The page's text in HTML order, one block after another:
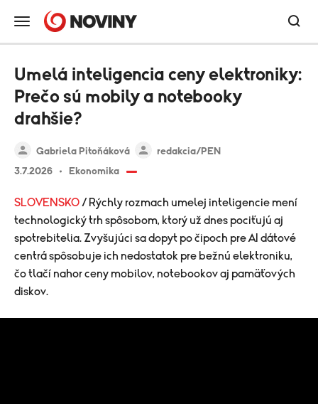
Gabriela Pitoňáková
redakcia/PEN
3.7.2026
Ekonomika
Umelá inteligencia ceny elektroniky:
Prečo sú mobily a notebooky
drahšie?
SLOVENSKO / Rýchly rozmach umelej inteligencie mení
technologický trh spôsobom, ktorý už dnes pociťujú aj
spotrebitelia. Zvyšujúci sa dopyt po čipoch pre AI dátové
centrá spôsobuje ich nedostatok pre bežnú elektroniku,
čo tlačí nahor ceny mobilov, notebookov aj pamäťových
diskov.